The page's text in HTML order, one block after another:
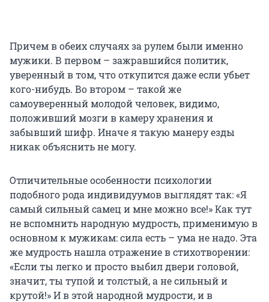
Причем в обеих случаях за рулем были именно
мужики. В первом – зажравшийся политик,
уверенный в том, что откупится даже если убьет
кого-нибудь. Во втором – такой же
самоуверенный молодой человек, видимо,
положивший мозги в камеру хранения и
забывший шифр. Иначе я такую манеру езды
никак объяснить не могу.
Отличительные особенности психологии
подобного рода индивидуумов выглядят так: «Я
самый сильный самец и мне можно все!» Как тут
не вспомнить народную мудрость, применимую в
основном к мужикам: сила есть – ума не надо. Эта
же мудрость нашла отражение в стихотворении:
«Если ты легко и просто выбил двери головой,
значит, ты тупой и толстый, а не сильный и
крутой!» И в этой народной мудрости, и в